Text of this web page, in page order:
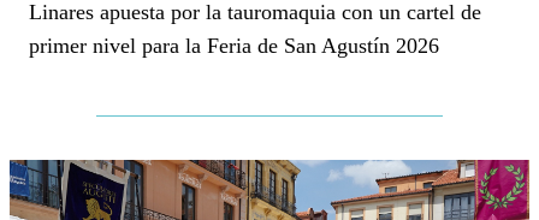
Linares apuesta por la tauromaquia con un cartel de
primer nivel para la Feria de San Agustín 2026